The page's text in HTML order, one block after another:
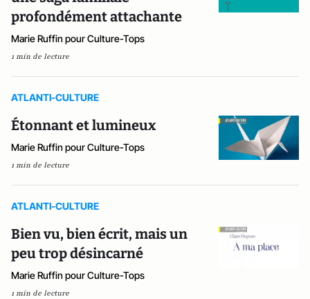
profondément attachante
Marie Ruffin pour Culture-Tops
1 min de lecture
ATLANTI-CULTURE
Étonnant et lumineux
Marie Ruffin pour Culture-Tops
1 min de lecture
ATLANTI-CULTURE
Bien vu, bien écrit, mais un
peu trop désincarné
Marie Ruffin pour Culture-Tops
1 min de lecture